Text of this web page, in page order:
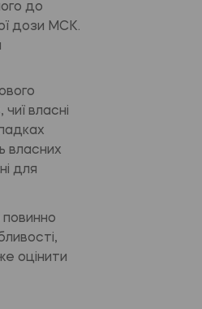
до
дози МСК.
власні
власних
для
оцінити